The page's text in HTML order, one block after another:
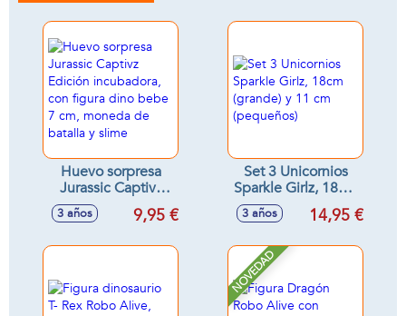
Huevo sorpresa
Jurassic Captivz
Edición
incubadora, con
3 años 9,95 €
Set 3 Unicornios
Sparkle Girlz, 18cm
(grande) y 11 cm
(pequeños)
3 años 14,95 €
NOVEDAD